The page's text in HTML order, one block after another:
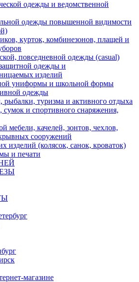
одежды и ведомственной
одежды повышенной видимости
курток, комбинезонов, плащей и
повседневной одежды (casual)
одежды и
изделий
униформы и школьной формы
одежды
рыбалки, туризма и активного отдыха
сумок и спортивного снаряжения,
мебели, качелей, зонтов, чехлов,
сооружений
изделий (колясок, санок, кроваток)
и печати
магазине